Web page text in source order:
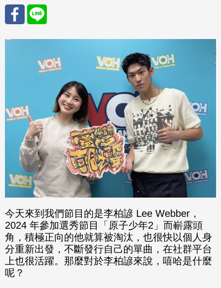
分享
ok
分享
至
今天來到我們節目的是李柏諺 Lee Webber，
2024 年參加選秀節目「原子少年2」而嶄露頭
角，積極正向的他就算被淘汰，也很快以個人身
分重新出發，不斷發行自己的單曲，在社群平台
上也很活躍。那麼對於李柏諺來說，嘻哈是什麼
呢？